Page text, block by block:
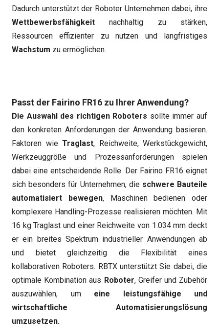
Dadurch unterstützt der Roboter Unternehmen dabei, ihre
Wettbewerbsfähigkeit nachhaltig zu stärken,
Ressourcen effizienter zu nutzen und langfristiges
Wachstum zu ermöglichen.
Passt der Fairino FR16 zu Ihrer Anwendung?
Die Auswahl des richtigen Roboters sollte immer auf
den konkreten Anforderungen der Anwendung basieren.
Faktoren wie Traglast, Reichweite, Werkstückgewicht,
Werkzeuggröße und Prozessanforderungen spielen
dabei eine entscheidende Rolle. Der Fairino FR16 eignet
sich besonders für Unternehmen, die schwere Bauteile
automatisiert bewegen, Maschinen bedienen oder
komplexere Handling-Prozesse realisieren möchten. Mit
16 kg Traglast und einer Reichweite von 1.034 mm deckt
er ein breites Spektrum industrieller Anwendungen ab
und bietet gleichzeitig die Flexibilität eines
kollaborativen Roboters. RBTX unterstützt Sie dabei, die
optimale Kombination aus Roboter, Greifer und Zubehör
auszuwählen, um eine leistungsfähige und
wirtschaftliche Automatisierungslösung
umzusetzen.